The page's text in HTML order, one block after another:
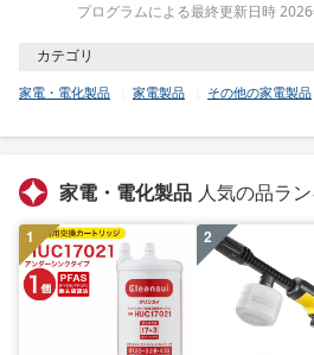
プログラムによる最終更新日時
カテゴリ
家電・電化製品 家電製品 その他の家電製品
家電・電化製品 人気の品ラ
1 2